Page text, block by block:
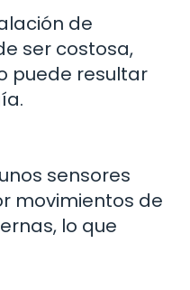
de
ser costosa,
puede resultar
sensores
movimientos de
lo que